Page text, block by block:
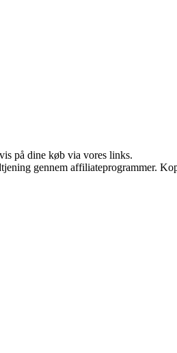
på dine køb via vores links.
gennem affiliateprogrammer.